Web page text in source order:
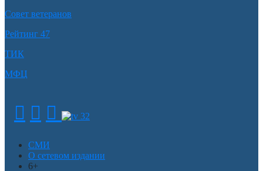
Совет ветеранов
Рейтинг 47
ТИК
МФЦ
СМИ
О сетевом издании
6+